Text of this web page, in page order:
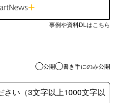
事例や資料DLはこちら
公開 書き手にのみ公開